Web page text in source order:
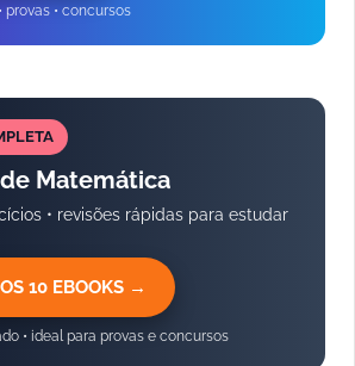
provas • concursos
Matemática
• revisões rápidas para estudar
10 EBOOKS →
• ideal para provas e concursos